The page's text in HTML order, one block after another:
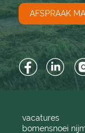
AFSPRAAK
FacebookLinkedIn
vacatures
bomensnoei